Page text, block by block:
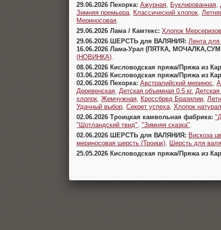
29.06.2026 Пехорка: Ажурная Буклированная
Зимняя премьера
Классический хлопок
Мериносовая
29.06.2026 Лама / Камтекс: Хлопок
29.06.2026 ШЕРСТЬ для ВАЛЯНИЯ: Лента для
16.06.2026 Лама-Урал (ПЯТКА,
(НОВИНКА)
08.06.2026 Кисловодская пряжа/Пряжа из
03.06.2026 Кисловодская пряжа/Пряжа из
02.06.2026 Пехорка: Австралийский меринос
Деревенская Детская объемная 0.5 кг.
хлопок Жемчужная Кроссбред Бразилии
Удачный выбор Секрет успеха Хлопок
02.06.2026 Троицкая камвольная фабрика:
"Шотландский твид" "Зимняя сказка"
02.06.2026 ШЕРСТЬ для ВАЛЯНИЯ: Вискоза
мериносовая шерсть (Троицк)
Шерсть для
25.05.2026 Кисловодская пряжа/Пряжа из